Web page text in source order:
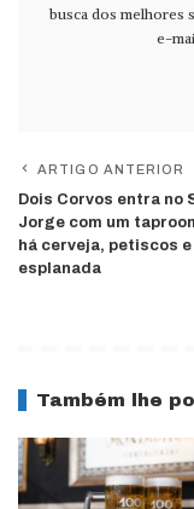
busca dos melhores
e-
ARTIGO ANTERIOR
Dois Corvos entra no
Jorge com um
há cerveja, petiscos e
esplanada
Também lhe